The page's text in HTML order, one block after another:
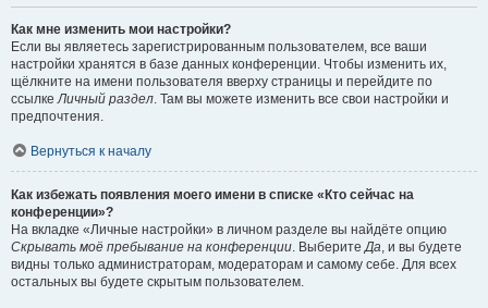
Как мне изменить мои настройки?
Если вы являетесь зарегистрированным пользователем, все ваши
настройки хранятся в базе данных конференции. Чтобы изменить их,
щёлкните на имени пользователя вверху страницы и перейдите по
ссылкеЛичный раздел. Там вы можете изменить все свои настройки и
предпочтения.
Вернуться к началу
Как избежать появления моего имени в списке «Кто сейчас на
конференции»?
На вкладке «Личные настройки» в личном разделе вы найдёте опцию
Скрывать моё пребывание на конференции. ВыберитеДа, и вы будете
видны только администраторам, модераторам и самому себе. Для всех
остальных вы будете скрытым пользователем.